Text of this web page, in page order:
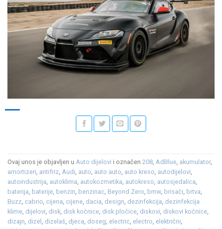
Ovaj unos je objavljen u Auto dijelovi i označen 208, AdBlue, akumulator,
amortizeri, antifriz, Audi, auto, auto auto, auto kreso, autodijelovi,
autoindustrija, autoklima, autokozmetika, autokreso, autosjedalica,
baterija, baterije, benzin, benzinac, Beyond Zero, bmw, brisači, brtva,
Buzz, cabrio, cijena, cijene, dacia, design, dezinfekcija, dezinfekcija
klime, dijelovi, disk, disk kočnice, disk pločice, diskovi, diskovi kočnice,
dizajn, dizel , dizelaš, djeca, doseg, electric, electro, električni,